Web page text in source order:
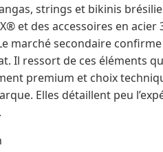
strings et bikinis
et des accessoires en
marché secondaire
Il ressort de ces éléments
premium et choix
Elles détaillent peu